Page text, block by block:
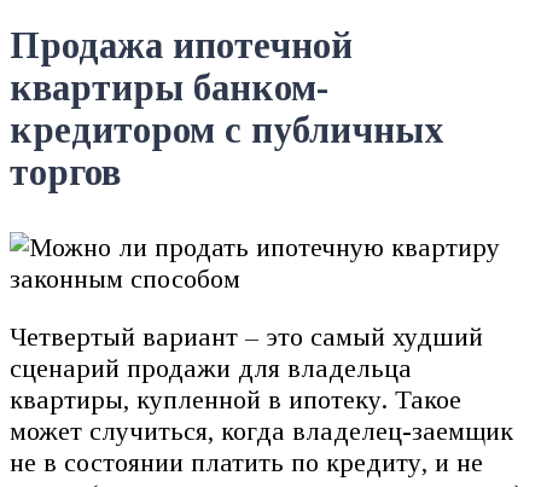
Продажа ипотечной
квартиры банком-
кредитором с публичных
торгов
Четвертый вариант – это самый худший
сценарий продажи для владельца
квартиры, купленной в ипотеку. Такое
может случиться, когда владелец-заемщик
не в состоянии платить по кредиту, и не